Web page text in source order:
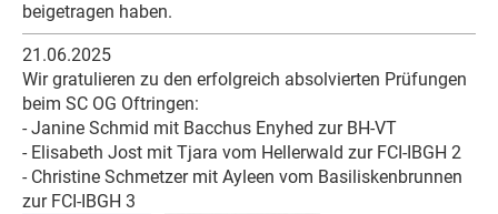
beigetragen haben.
21.06.2025
Wir gratulieren zu den erfolgreich absolvierten Prüfungen
beim SC OG Oftringen:
- Janine Schmid mit Bacchus Enyhed zur BH-VT
- Elisabeth Jost mit Tjara vom Hellerwald zur FCI-IBGH 2
- Christine Schmetzer mit Ayleen vom Basiliskenbrunnen
zur FCI-IBGH 3